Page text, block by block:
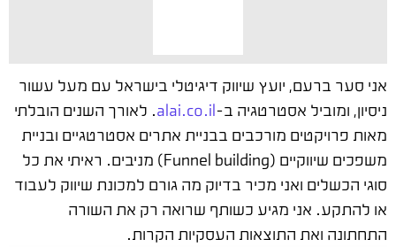
אני סער ברעם, יועץ שיווק דיגיטלי בישראל עם מעל עשור
ניסיון, ומוביל אסטרטגיה ב-alai.co.il. לאורך השנים הובלתי
מאות פרויקטים מורכבים בבניית אתרים אסטרטגיים ובניית
משפכים שיווקיים (Funnel building) מניבים. ראיתי את כל
סוגי הכשלים ואני מכיר בדיוק מה גורם למכונת שיווק לעבוד
או להתקע. אני מגיע כשותף שרואה רק את השורה
התחתונה ואת התוצאות העסקיות הקרות.